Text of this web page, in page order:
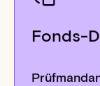
Fonds-